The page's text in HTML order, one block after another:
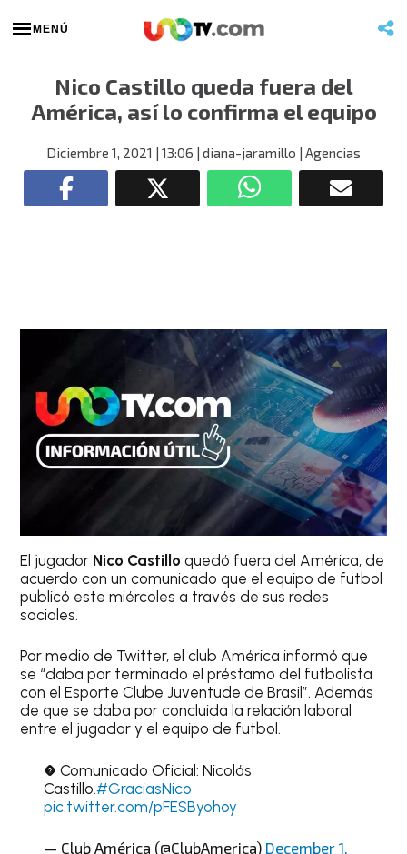
MENÚ
Nico Castillo queda fuera del
América, así lo confirma el equipo
Diciembre 1, 2021 | 13:06 | diana-jaramillo | Agencias
El jugador Nico Castilloquedó fuera del América, de
acuerdo con un comunicado que el equipo de futbol
publicó este miércoles a través de sus redes
sociales.
Por medio de Twitter, el club América informó que
se “daba por terminado el préstamo del futbolista
con el Esporte Clube Juventude de Brasil”. Además
de que se daba por concluida la relación laboral
entre el jugador y el equipo de futbol.
� Comunicado Oficial: Nicolás
Castillo.#GraciasNico
pic.twitter.com/pFESByohoy
— Club América (@ClubAmerica) December 1,